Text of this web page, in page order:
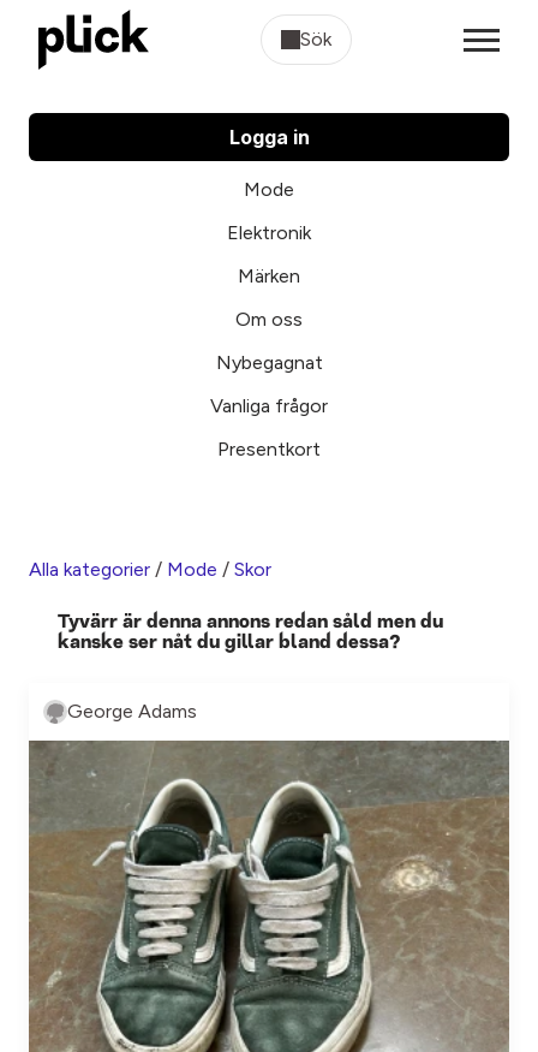
Sök
Logga in
Mode
Elektronik
Märken
Om oss
Nybegagnat
Vanliga frågor
Presentkort
Alla kategorier / Mode / Skor
Tyvärr är denna annons redan såld men du
kanske ser nåt du gillar bland dessa?
George Adams